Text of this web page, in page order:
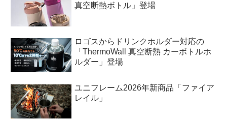
真空断熱ボトル」登場
ロゴスからドリンクホルダー対応の
「ThermoWall 真空断熱 カーボトルホ
ルダー」登場
ユニフレーム2026年新商品「ファイア
レイル」